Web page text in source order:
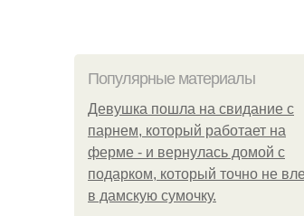
Популярные материалы
Девушка пошла на свидание с
парнем, который работает на
ферме - и вернулась домой с
подарком, который точно не
в дамскую сумочку.